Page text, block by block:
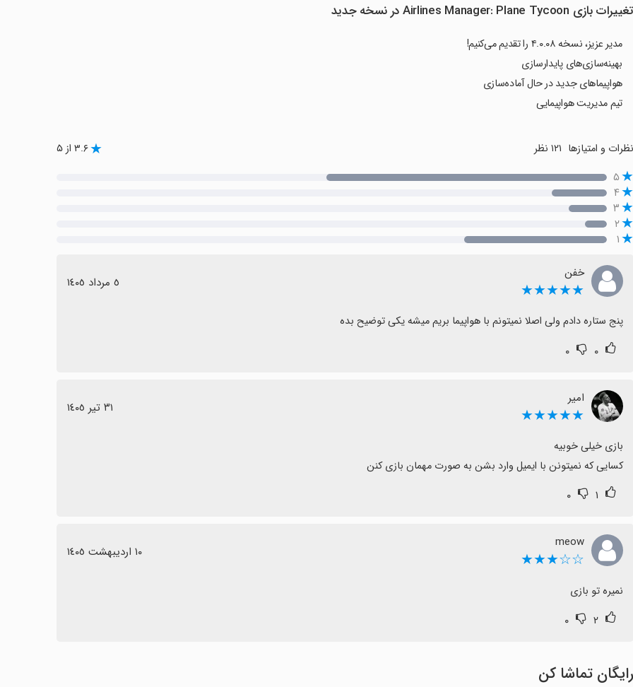
تغییرات بازی Airlines Manager: Plane Tycoon در نسخه جدید
مدیر عزیز، نسخه ۴.۰.۰۸ را تقدیم می‌کنیم!
بهینه‌سازی‌های پایدارسازی
هواپیماهای جدید در حال آماده‌سازی
تیم مدیریت هواپیمایی
نظرات و امتیازها ۳.۶ از ۵
۵
۴
۳
۲
۱
خفن
★★★★★ ٥ مرداد ١٤٠٥
پنج ستاره دادم ولی اصلا نمیتونم با هواپیما بریم میشه یکی توضیح بده
۰ ۰
امیر
★★★★★ ٣١ تیر ١٤٠٥
کسایی که نمیتونن با ایمیل وارد بشن به صورت مهمان بازی کنن
۱ ۰
meow
☆☆★★★ ١٠ اردیبهشت ١٤٠٥
نمیره تو بازی
۲ ۰
رایگان تماشا کن